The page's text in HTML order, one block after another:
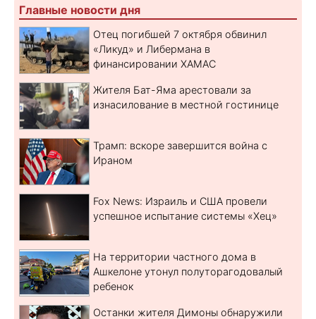
Главные новости дня
Отец погибшей 7 октября обвинил
«Ликуд» и Либермана в
финансировании ХАМАС
Жителя Бат-Яма арестовали за
изнасилование в местной гостинице
Трамп: вскоре завершится война с
Ираном
Fox News: Израиль и США провели
успешное испытание системы «Хец»
На территории частного дома в
Ашкелоне утонул полуторагодовалый
ребенок
Останки жителя Димоны обнаружили